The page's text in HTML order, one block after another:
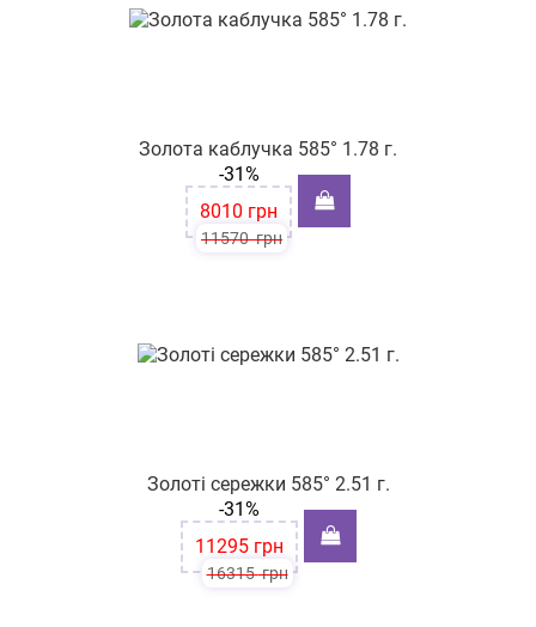
Золота каблучка 585° 1.78 г.
11570грн
-31%
8010 грн
Золоті сережки 585° 2.51 г.
16315грн
-31%
11295грн